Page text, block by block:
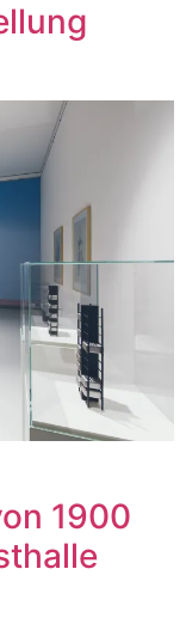
1900